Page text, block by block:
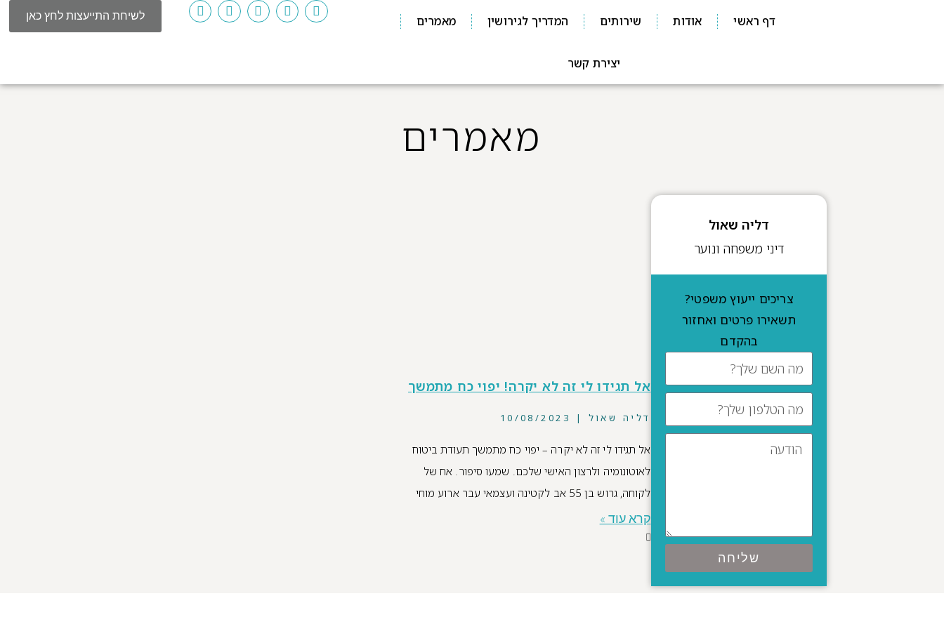
דף ראשי אודות שירותים המדריך לגירושין מאמרים
יצירת קשר
לשיחת התייעצות לחץ כאן
מאמרים
דליה שאול
דיני משפחה ונוער
צריכים ייעוץ משפטי?
תשאירו פרטים ואחזור
בהקדם
שליחה
אל תגידו לי זה לא יקרה! יפוי כח מתמשך
דליה שאול
אל תגידו לי זה לא יקרה – יפוי כח מתמשך תעודת ביטוח
לאוטונומיה ולרצון האישי שלכם. שמעו סיפור. אח של
לקוחה, גרוש בן 55 אב לקטינה ועצמאי עבר ארוע מוחי
קרא עוד »